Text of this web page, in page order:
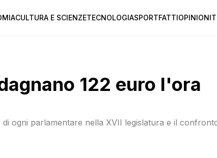
CULTURA E SCIENZETECNOLOGIASPORTFATTIOPINIONI
122 euro l'ora
di ogni parlamentare nella XVII legislatura e il